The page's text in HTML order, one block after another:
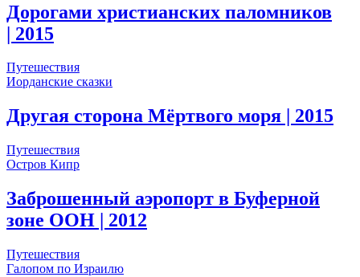
Дорогами христианских паломников
| 2015
Путешествия
Иорданские сказки
Другая сторона Мёртвого моря | 2015
Путешествия
Остров Кипр
Заброшенный аэропорт в Буферной
зоне ООН | 2012
Путешествия
Галопом по Израилю